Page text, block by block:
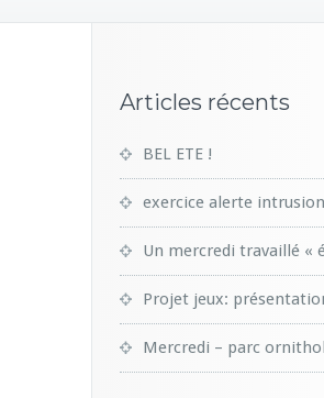
Articles récents
BEL ETE !
exercice alerte intrusion
Un mercredi travaillé «
Projet jeux:
Mercredi – parc